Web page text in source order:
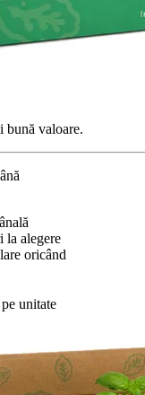
bună valoare.
la alegere
oricând
unitate